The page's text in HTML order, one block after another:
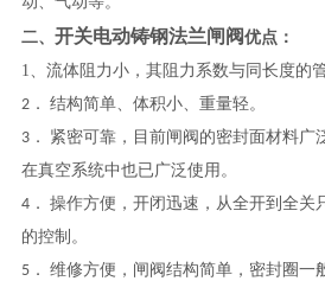
二、 开关电动铸钢法兰闸阀优点：
1、 流体阻力小，其阻力系数与同长度的
2． 结构简单、体积小、重量轻。
3． 紧密可靠，目前闸阀的密封面材料广
在真空系统中也已广泛使用。
4． 操作方便，开闭迅速， 从全开到全关
的控制。
5． 维修方便，闸阀结构简单，密封圈一